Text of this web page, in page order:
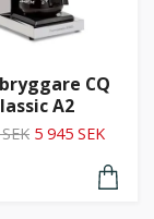
CQ
A2
5 945 SEK